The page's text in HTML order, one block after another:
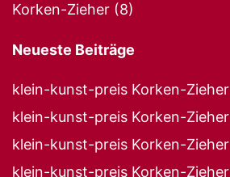
Korken-Zieher (8)
Neueste Beiträge
klein-kunst-preis Korken-
klein-kunst-preis Korken-
klein-kunst-preis Korken-
klein-kunst-preis Korken-